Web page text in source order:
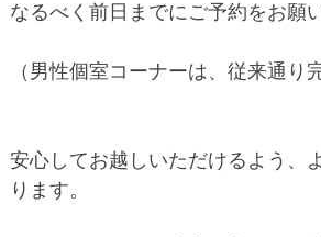
なるべく前日までにご予約をお願
（男性個室コーナーは、従来通り
安心してお越しいただけるよう、
ります。